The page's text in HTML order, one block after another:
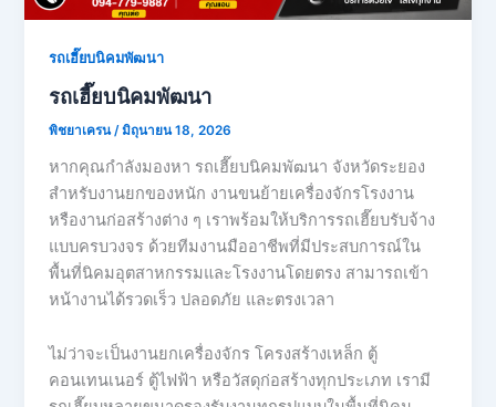
รถเฮี๊ยบนิคมพัฒนา
รถเฮี๊ยบนิคมพัฒนา
พิชยาเครน/มิถุนายน 18, 2026
หากคุณกำลังมองหา รถเฮี๊ยบนิคมพัฒนา จังหวัดระยอง
สำหรับงานยกของหนัก งานขนย้ายเครื่องจักรโรงงาน
หรืองานก่อสร้างต่าง ๆ เราพร้อมให้บริการรถเฮี๊ยบรับจ้าง
แบบครบวงจร ด้วยทีมงานมืออาชีพที่มีประสบการณ์ใน
พื้นที่นิคมอุตสาหกรรมและโรงงานโดยตรง สามารถเข้า
หน้างานได้รวดเร็ว ปลอดภัย และตรงเวลา
ไม่ว่าจะเป็นงานยกเครื่องจักร โครงสร้างเหล็ก ตู้
คอนเทนเนอร์ ตู้ไฟฟ้า หรือวัสดุก่อสร้างทุกประเภท เรามี